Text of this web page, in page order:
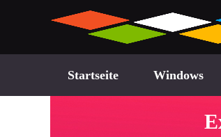
Startseite Windows